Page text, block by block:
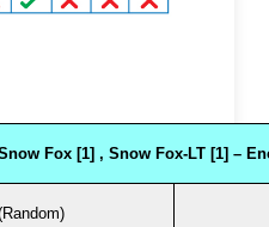
Fox [1] , Snow Fox-LT [1] –